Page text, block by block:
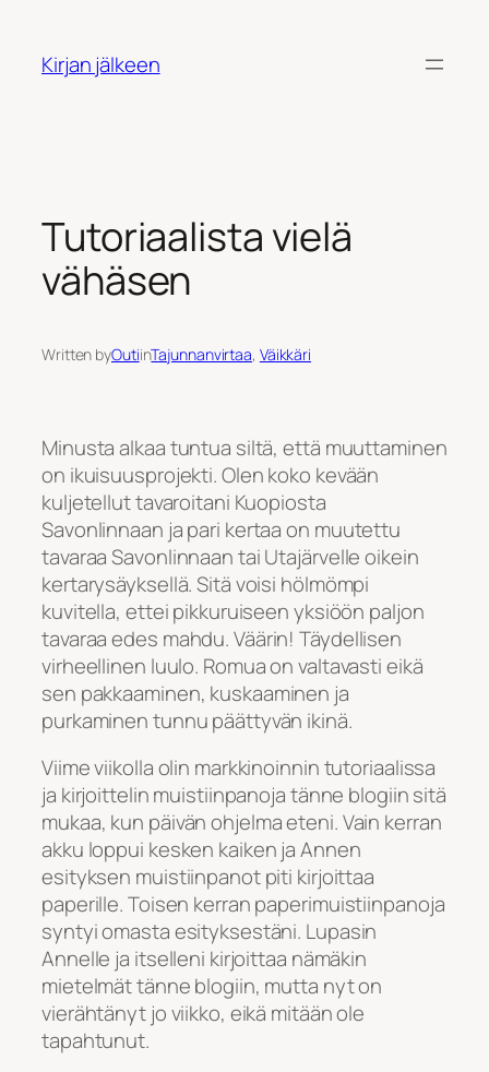
Kirjan jälkeen
Tutoriaalista vielä
vähäsen
Written byOutiinTajunnanvirtaa, Väikkäri
Minusta alkaa tuntua siltä, että muuttaminen
on ikuisuusprojekti. Olen koko kevään
kuljetellut tavaroitani Kuopiosta
Savonlinnaan ja pari kertaa on muutettu
tavaraa Savonlinnaan tai Utajärvelle oikein
kertarysäyksellä. Sitä voisi hölmömpi
kuvitella, ettei pikkuruiseen yksiöön paljon
tavaraa edes mahdu. Väärin! Täydellisen
virheellinen luulo. Romua on valtavasti eikä
sen pakkaaminen, kuskaaminen ja
purkaminen tunnu päättyvän ikinä.
Viime viikolla olin markkinoinnin tutoriaalissa
ja kirjoittelin muistiinpanoja tänne blogiin sitä
mukaa, kun päivän ohjelma eteni. Vain kerran
akku loppui kesken kaiken ja Annen
esityksen muistiinpanot piti kirjoittaa
paperille. Toisen kerran paperimuistiinpanoja
syntyi omasta esityksestäni. Lupasin
Annelle ja itselleni kirjoittaa nämäkin
mietelmät tänne blogiin, mutta nyt on
vierähtänyt jo viikko, eikä mitään ole
tapahtunut.